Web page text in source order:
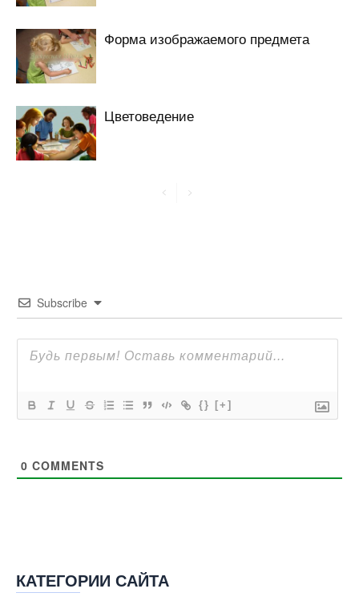
Форма изображаемого предмета
Цветоведение
Subscribe
{} [+]
0 COMMENTS
КАТЕГОРИИ САЙТА